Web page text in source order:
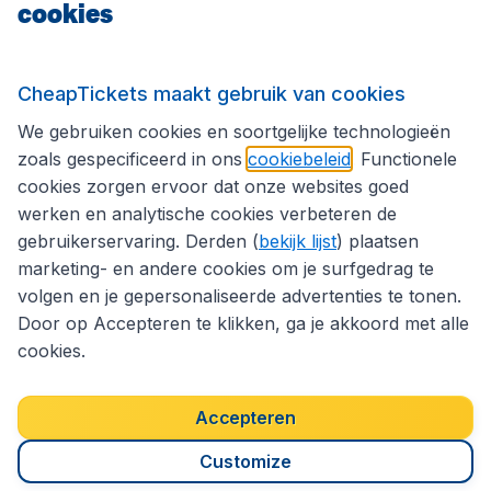
Volg CheapTickets.be
Privacybeleid
Copyright © 2026
cookies
CheapTickets maakt gebruik van cookies
We gebruiken cookies en soortgelijke technologieën
zoals gespecificeerd in ons cookiebeleid . Functionele
cookies zorgen ervoor dat onze websites goed
werken en analytische cookies verbeteren de
gebruikerservaring. Derden (bekijk lijst) plaatsen
marketing- en andere cookies om je surfgedrag te
volgen en je gepersonaliseerde advertenties te tonen.
Door op Accepteren te klikken, ga je akkoord met alle
cookies.
Accepteren
Customize